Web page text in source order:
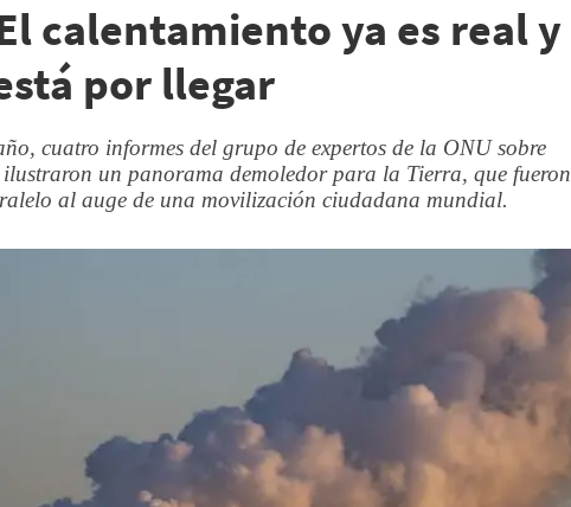
calentamiento ya es real y
por llegar
cuatro informes del grupo de expertos de la ONU sobre
un panorama demoledor para la Tierra, que fueron
al auge de una movilización ciudadana mundial.